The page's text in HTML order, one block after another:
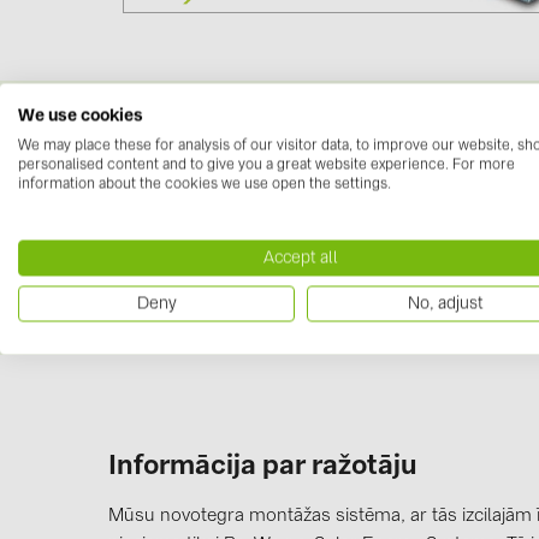
Downloads
Datasheets(1)
Informācija par ražotāju
Mūsu novotegra montāžas sistēma, ar tās izcilajām
We use cookies
We may place these for analysis of our visitor data, to improve our website,
personalised content and to give you a great website experience. For more
information about the cookies we use open the settings.
Accept all
Deny No, adjust